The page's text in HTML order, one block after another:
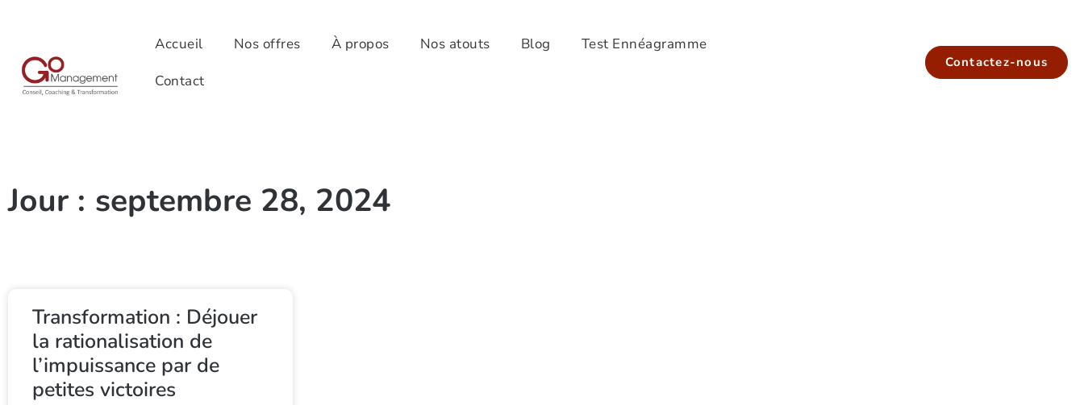
Accueil Nos offres À propos Nos atouts Blog
Test Ennéagramme
Contact
Contactez-nous
Jour : septembre 28, 2024
Transformation : Déjouer
la rationalisation de
l’impuissance par de
petites victoires